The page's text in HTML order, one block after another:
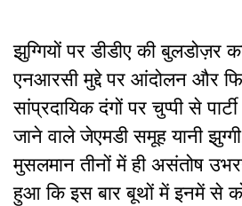
झुग्गियों पर डीडीए की बुलडोज़र
एनआरसी मुद्दे पर आंदोलन और
सांप्रदायिक दंगों पर चुप्पी से
जाने वाले जेएमडी समूह यानी
मुसलमान तीनों में ही असंतोष
हुआ कि इस बार बूथों में इनमें से